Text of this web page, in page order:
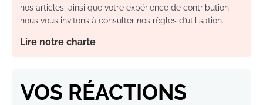
nos articles, ainsi que votre expérience de contribution,
nous vous invitons à consulter nos règles d’utilisation.
Lire notre charte
VOS RÉACTIONS